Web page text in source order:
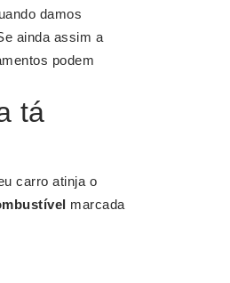
damos
ainda assim a
podem
tá
carro atinja o
marcada